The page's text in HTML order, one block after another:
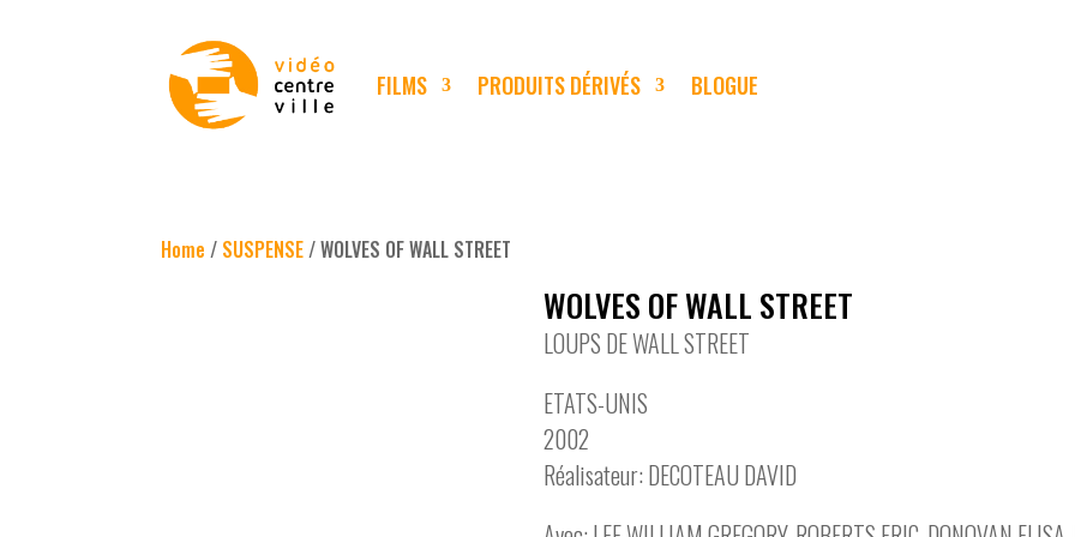
FILMS PRODUITS DÉRIVÉS BLOGUE
Home / SUSPENSE/ WOLVES OF WALL STREET
WOLVES OF WALL STREET
LOUPS DE WALL STREET
ETATS-UNIS
2002
Réalisateur: DECOTEAU DAVID